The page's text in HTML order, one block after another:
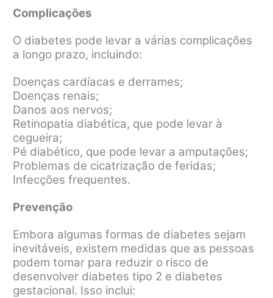
Complicações
O diabetes pode levar a várias complicações
a longo prazo, incluindo:
Doenças cardíacas e derrames;
Doenças renais;
Danos aos nervos;
Retinopatia diabética, que pode levar à
cegueira;
Pé diabético, que pode levar a amputações;
Problemas de cicatrização de feridas;
Infecções frequentes.
Prevenção
Embora algumas formas de diabetes sejam
inevitáveis, existem medidas que as pessoas
podem tomar para reduzir o risco de
desenvolver diabetes tipo 2 e diabetes
gestacional. Isso inclui: